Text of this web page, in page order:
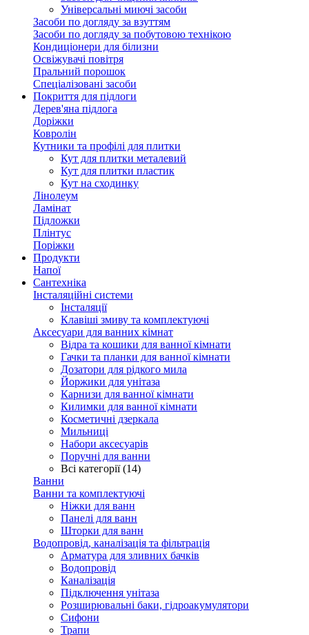
Універсальні миючі засоби
Засоби по догляду за взуттям
Засоби по догляду за побутовою технікою
Кондиціонери для білизни
Освіжувачі повітря
Пральний порошок
Спеціалізовані засоби
Покриття для підлоги
Дерев'яна підлога
Доріжки
Ковролін
Кутники та профілі для плитки
Кут для плитки металевий
Кут для плитки пластик
Кут на сходинку
Лінолеум
Ламінат
Підложки
Плінтус
Поріжки
Продукти
Напої
Сантехніка
Інсталяційні системи
Інсталяції
Клавіші змиву та комплектуючі
Аксесуари для ванних кімнат
Відра та кошики для ванної кімнати
Гачки та планки для ванної кімнати
Дозатори для рідкого мила
Йоржики для унітаза
Карнизи для ванної кімнати
Килимки для ванної кімнати
Косметичні дзеркала
Мильниці
Набори аксесуарів
Поручні для ванни
Всі категорії (14)
Ванни
Ванни та комплектуючі
Ніжки для ванн
Панелі для ванн
Шторки для ванн
Водопровід, каналізація та фільтрація
Арматура для зливних бачків
Водопровід
Каналізація
Підключення унітаза
Розширювальні баки, гідроакумулятори
Сифони
Трапи